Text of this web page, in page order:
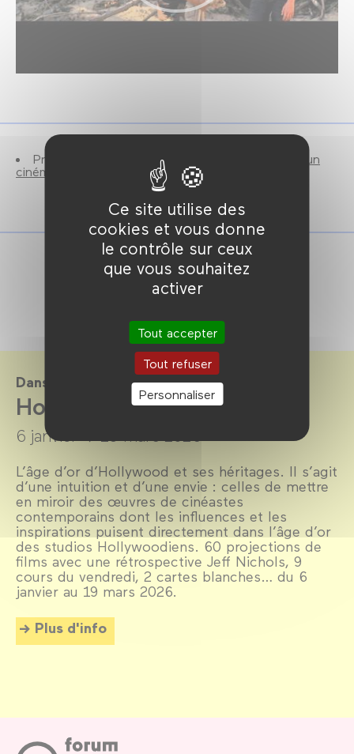
Ce site utilise des
cookies et vous donne
le contrôle sur ceux
que vous souhaitez
activer
Tout accepter
Tout refuser
Personnaliser
Précédé par le cours du vendredi :
Jeff Nichols, un
cinéma en héritage
, à 18h30
Dans le cadre de
Hollywood Millennials
6 janvier →
L’âge d’or d’Hollywood et ses héritages. Il s’agit
d’une intuition et d’une envie : celles de mettre
en miroir des œuvres de cinéastes
contemporains dont les influences et les
inspirations puisent directement dans l’âge d’or
des studios Hollywoodiens. 60 projections de
films avec une rétrospective Jeff Nichols, 9
cours du vendredi, 2 cartes blanches… du 6
janvier au 19 mars 2026.
Plus d'info